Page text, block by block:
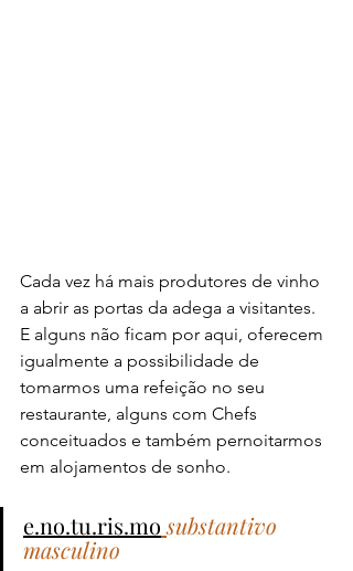
Cada vez há mais produtores de vinho
a abrir as portas da adega a visitantes.
E alguns não ficam por aqui, oferecem
igualmente a possibilidade de
tomarmos uma refeição no seu
restaurante, alguns com Chefs
conceituados e também pernoitarmos
em alojamentos de sonho.
e.no.tu.ris.mo substantivo
masculino